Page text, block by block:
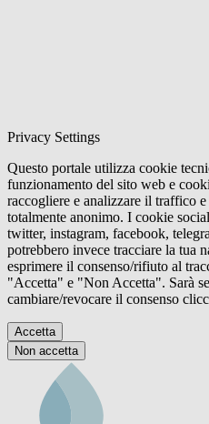
Privacy Settings
Questo portale utilizza cookie
funzionamento del sito web e
raccogliere e analizzare il traffico
totalmente anonimo. I cookie
twitter, instagram, facebook,
potrebbero invece tracciare la tua
esprimere il consenso/rifiuto al
"Accetta" e "Non Accetta". Sarà
cambiare/revocare il consenso
Accetta
Non accetta